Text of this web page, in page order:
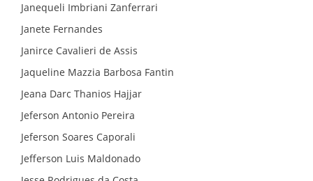
Janequeli Imbriani Zanferrari
Janete Fernandes
Janirce Cavalieri de Assis
Jaqueline Mazzia Barbosa Fantin
Jeana Darc Thanios Hajjar
Jeferson Antonio Pereira
Jeferson Soares Caporali
Jefferson Luis Maldonado